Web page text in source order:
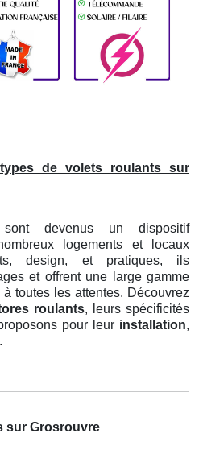
de volets roulants sur
devenus un dispositif
logements et locaux
design, et pratiques, ils
et offrent une large gamme
toutes les attentes. Découvrez
roulants, leurs spécificités
pour leur installation,
.
sur Grosrouvre